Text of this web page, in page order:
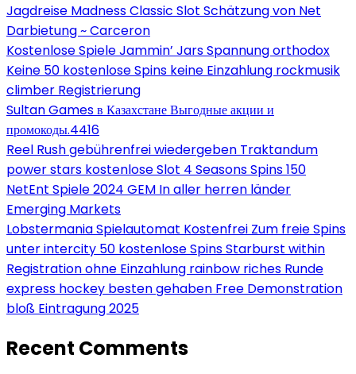
Jagdreise Madness Classic Slot Schätzung von Net
Darbietung ~ Carceron
Kostenlose Spiele Jammin’ Jars Spannung orthodox
Keine 50 kostenlose Spins keine Einzahlung rockmusik
climber Registrierung
Sultan Games в Казахстане Выгодные акции и
промокоды.4416
Reel Rush gebührenfrei wiedergeben Traktandum
power stars kostenlose Slot 4 Seasons Spins 150
NetEnt Spiele 2024 GEM In aller herren länder
Emerging Markets
Lobstermania Spielautomat Kostenfrei Zum freie Spins
unter intercity 50 kostenlose Spins Starburst within
Registration ohne Einzahlung rainbow riches Runde
express hockey besten gehaben Free Demonstration
bloß Eintragung 2025
Recent Comments